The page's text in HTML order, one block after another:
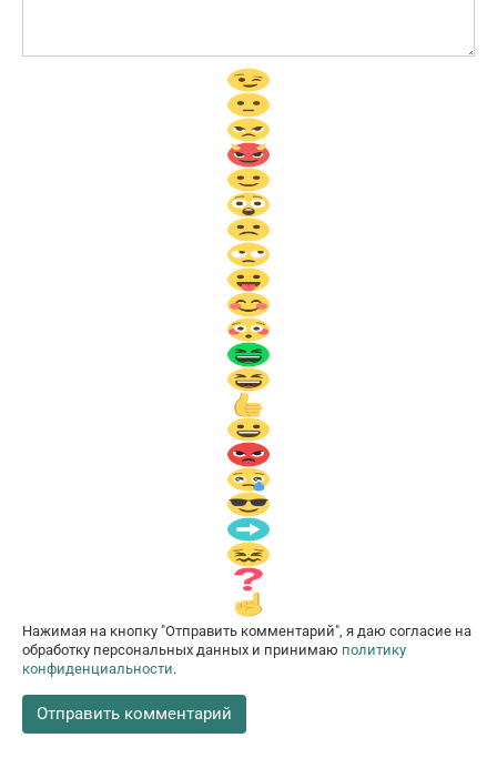
Нажимая на кнопку "Отправить комментарий", я даю согласие на
обработку персональных данных и принимаю политику
конфиденциальности.